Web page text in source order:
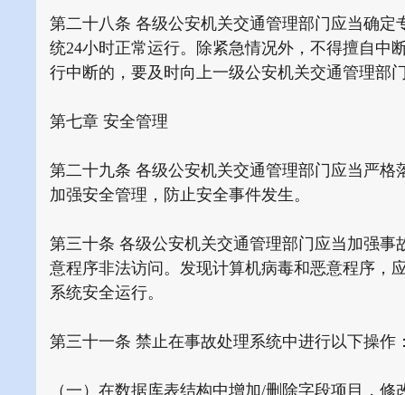
第二十八条 各级公安机关交通管理部门应当确
统24小时正常运行。除紧急情况外，不得擅自中
行中断的，要及时向上一级公安机关交通管理部
第七章 安全管理
第二十九条 各级公安机关交通管理部门应当严
加强安全管理，防止安全事件发生。
第三十条 各级公安机关交通管理部门应当加强
意程序非法访问。发现计算机病毒和恶意程序，
系统安全运行。
第三十一条 禁止在事故处理系统中进行以下操作
（一）在数据库表结构中增加/删除字段项目，